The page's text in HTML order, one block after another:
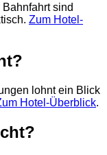
sind
Zum Hotel-
lohnt ein Blick
Hotel-Überblick.